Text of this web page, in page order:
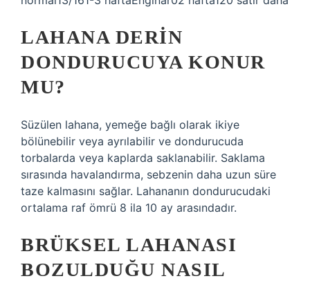
LAHANA DERIN
DONDURUCUYA KONUR
MU?
Süzülen lahana, yemeğe bağlı olarak ikiye
bölünebilir veya ayrılabilir ve dondurucuda
torbalarda veya kaplarda saklanabilir. Saklama
sırasında havalandırma, sebzenin daha uzun süre
taze kalmasını sağlar. Lahananın dondurucudaki
ortalama raf ömrü 8 ila 10 ay arasındadır.
BRÜKSEL LAHANASI
BOZULDUĞU NASIL